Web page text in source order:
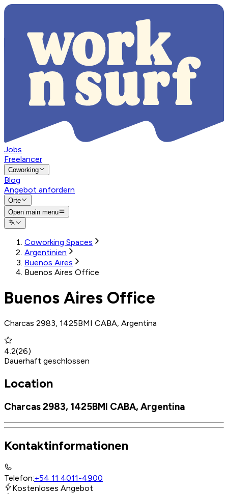
Jobs
Freelancer
Coworking
Blog
Angebot anfordern
Orte
Open main menu
Coworking Spaces
Argentinien
Buenos Aires
Buenos Aires Office
Buenos Aires Office
Charcas 2983, 1425BMI CABA, Argentina
4.2(26)
Dauerhaft geschlossen
Location
Charcas 2983, 1425BMI CABA, Argentina
Kontaktinformationen
Telefon:+54 11 4011-4900
Kostenloses Angebot